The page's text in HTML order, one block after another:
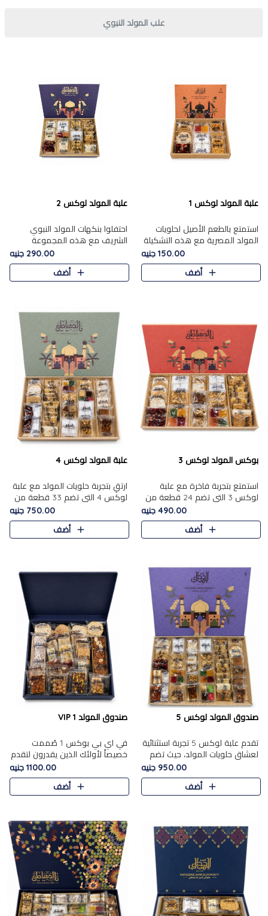
علب المولد النبوي
علبة المولد لوكس 1
استمتع بالطعم الأصيل لحلويات
المولد المصرية مع هذه التشكيلة
المختارة بعناية من 9 قطع. تتضمن
التشكيلة جوزرية مع فول،ملبان
150.00 جنيه
أضف
علبة المولد لوكس 2
احتفلوا بنكهات المولد النبوي
الشريف مع هذه المجموعة
الفاخرة المكونة من 19 قطعة،
والتي تم اختيارها بعناية فائقة لتُبرز
تشكيلة واسعة من الحلويات
290.00 جنيه
أضف
بوكس المولد لوكس 3
استمتع بتجربة فاخرة مع علبة
لوكس 3 التي تضم 24 قطعة من
أشهر حلويات المولد الشرقية
المختارة بعناية. تحتوي التشكيلة
على الجزرية بالفول، والملب..
490.00 جنيه
أضف
علبة المولد لوكس 4
ارتقِ بتجربة حلويات المولد مع علبة
لوكس 4 التي تضم 33 قطعة من
تشكيلة فاخرة ومتنوعة من أشهر
الأصناف الشرقية. تحتوي العلبة على
الجزرية بالفول،..
750.00 جنيه
أضف
صندوق المولد لوكس 5
تقدم علبة لوكس 5 تجربة استثنائية
لعشاق حلويات المولد، حيث تضم
42 قطعة من تشكيلة فاخرة تجمع
بين أشهر الأصناف التقليدية وأصناف
مميزة مختارة بع..
950.00 جنيه
أضف
صندوق المولد VIP 1
في اي بي بوكس 1 صُممت
خصيصاً لأولئك الذين يقدرون لتقدم
تجربة استثنائية بوكس تجمع بين
أفخر حلويات المولد المصري مع
تشكيلة مختارة من الأصناف ..
1100.00 جنيه
أضف